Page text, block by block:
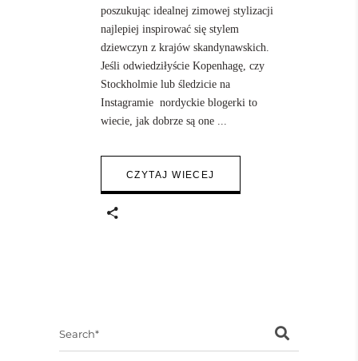
poszukując idealnej zimowej stylizacji
najlepiej inspirować się stylem
dziewczyn z krajów skandynawskich.
Jeśli odwiedziłyście Kopenhagę, czy
Stockholmie lub śledzicie na
Instagramie nordyckie blogerki to
wiecie, jak dobrze są one
CZYTAJ WIECEJ